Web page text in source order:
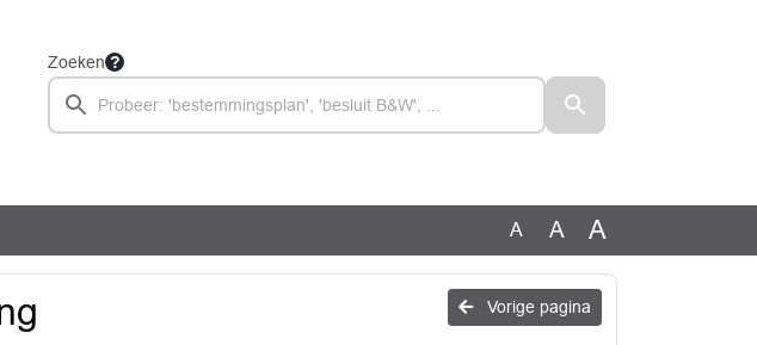
Zoeken
A A A
Vorige pagina